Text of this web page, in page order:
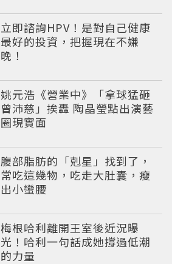
立即諮詢HPV！是對自己健康
最好的投資，把握現在不嫌
晚！
姚元浩《營業中》「拿球猛砸
曾沛慈」挨轟 陶晶瑩點出演藝
圈現實面
腹部脂肪的「剋星」找到了，
常吃這幾物，吃走大肚囊，瘦
出小蠻腰
梅根哈利離開王室後近況曝
光！哈利一句話成她撐過低潮
的力量